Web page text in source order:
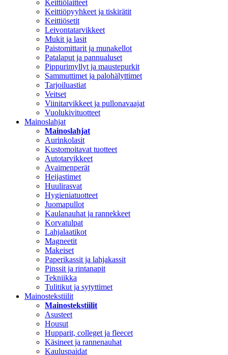
Keittiölaitteet
Keittiöpyyhkeet ja tiskirätit
Keittiösetit
Leivontatarvikkeet
Mukit ja lasit
Paistomittarit ja munakellot
Patalaput ja pannualuset
Pippurimyllyt ja maustepurkit
Sammuttimet ja palohälyttimet
Tarjoiluastiat
Veitset
Viinitarvikkeet ja pullonavaajat
Vuolukivituotteet
Mainoslahjat
Mainoslahjat
Aurinkolasit
Kustomoitavat tuotteet
Autotarvikkeet
Avaimenperät
Heijastimet
Huulirasvat
Hygieniatuotteet
Juomapullot
Kaulanauhat ja rannekkeet
Korvatulpat
Lahjalaatikot
Magneetit
Makeiset
Paperikassit ja lahjakassit
Pinssit ja rintanapit
Tekniikka
Tulitikut ja sytyttimet
Mainostekstiilit
Mainostekstiilit
Asusteet
Housut
Hupparit, colleget ja fleecet
Käsineet ja rannenauhat
Kauluspaidat